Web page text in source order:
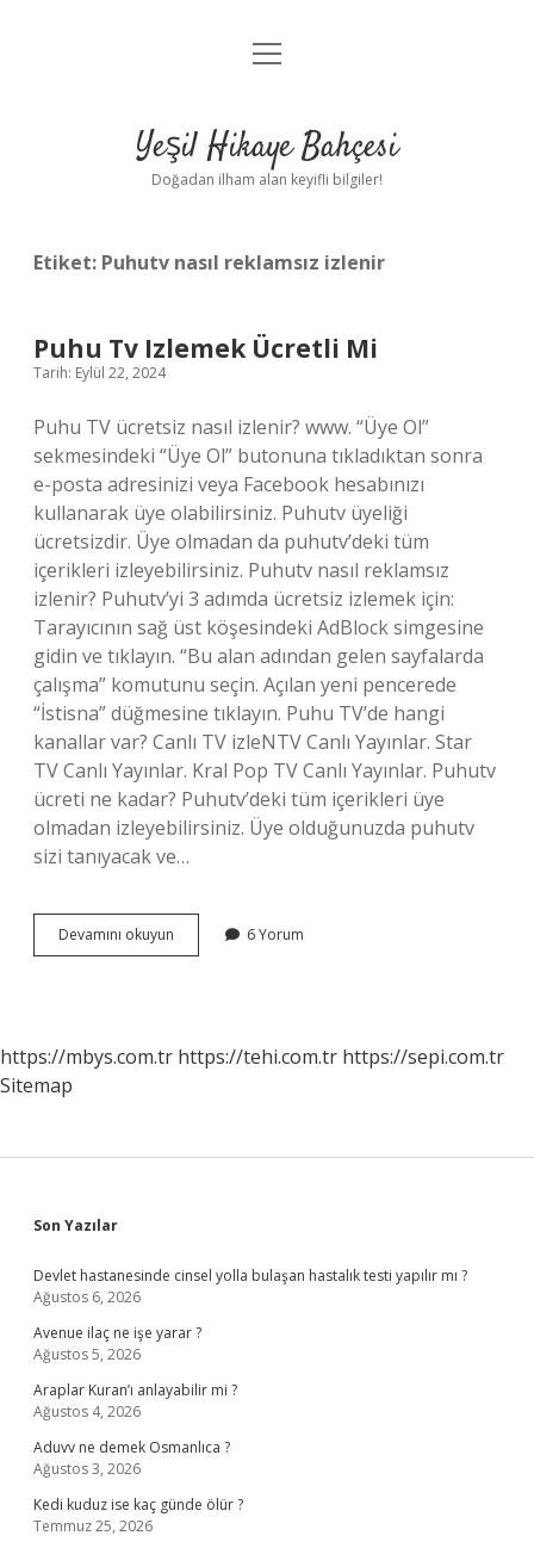
Anasayfa
Yasal Uyarı
menüyü
Yeşil Hikaye Bahçesi
Doğadan ilham alan keyifli bilgiler!
Etiket: Puhutv nasıl reklamsız izlenir
Puhu Tv Izlemek Ücretli Mi
Tarih: Eylül 22, 2024
Puhu TV ücretsiz nasıl izlenir? www. “Üye Ol”
sekmesindeki “Üye Ol” butonuna tıkladıktan sonra
e-posta adresinizi veya Facebook hesabınızı
kullanarak üye olabilirsiniz. Puhutv üyeliği
ücretsizdir. Üye olmadan da puhutv’deki tüm
içerikleri izleyebilirsiniz. Puhutv nasıl reklamsız
izlenir? Puhutv’yi 3 adımda ücretsiz izlemek için:
Tarayıcının sağ üst köşesindeki AdBlock simgesine
gidin ve tıklayın. “Bu alan adından gelen sayfalarda
çalışma” komutunu seçin. Açılan yeni pencerede
“İstisna” düğmesine tıklayın. Puhu TV’de hangi
kanallar var? Canlı TV izleNTV Canlı Yayınlar. Star
TV Canlı Yayınlar. Kral Pop TV Canlı Yayınlar. Puhutv
ücreti ne kadar? Puhutv’deki tüm içerikleri üye
olmadan izleyebilirsiniz. Üye olduğunuzda puhutv
sizi tanıyacak ve…
Devamını okuyun
Tv
6 Yorum
https://mbys.com.tr https://tehi.com.tr https://sepi.com.tr
Sitemap
Sidebar
Son Yazılar
Devlet hastanesinde cinsel yolla bulaşan hastalık testi yapılır mı ?
Ağustos 6, 2026
Avenue ilaç ne işe yarar ?
Ağustos 5, 2026
Araplar Kuran’ı anlayabilir mi ?
Ağustos 4, 2026
Aduvv ne demek Osmanlıca ?
Ağustos 3, 2026
Kedi kuduz ise kaç günde ölür ?
Temmuz 25, 2026